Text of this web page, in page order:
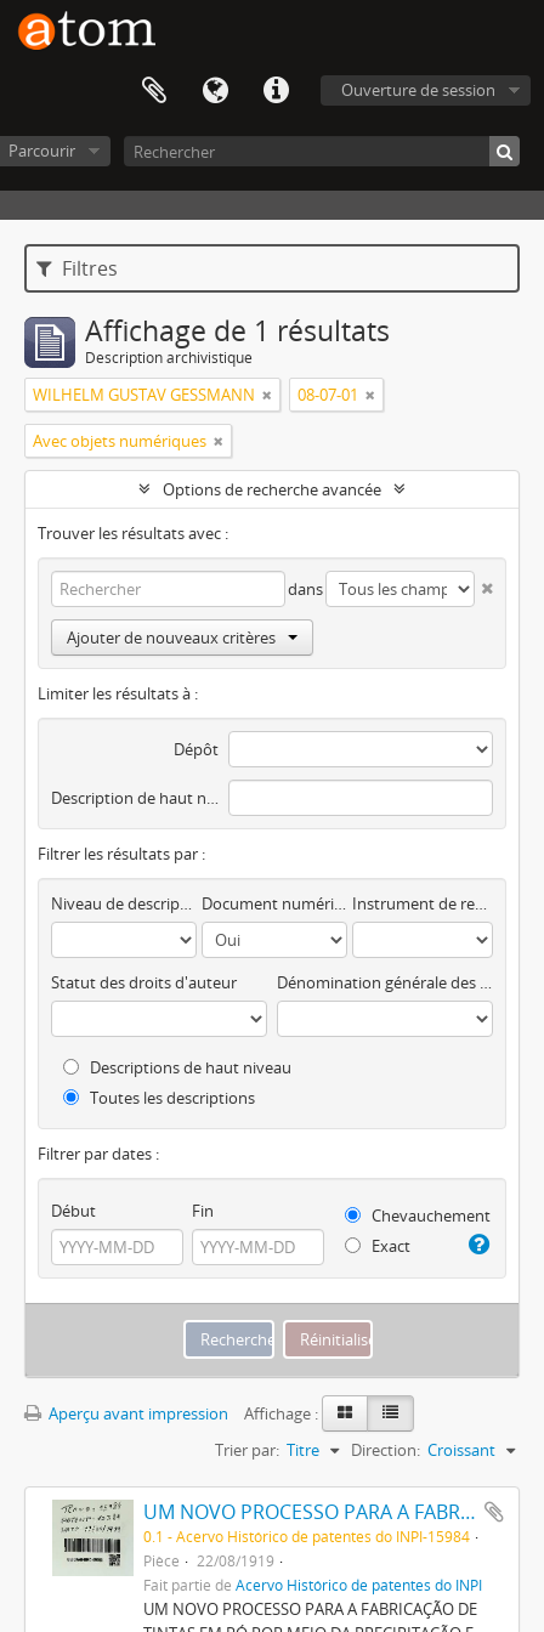
Ouverture de session
Parcourir
Filtres
Affichage de 1 résultats
Description archivistique
WILHELM GUSTAV GESSMANN 08-07-01
Avec objets numériques
Options de recherche avancée
Trouver les résultats avec :
dans
Ajouter de nouveaux critères
Limiter les résultats à :
Dépôt
Description de haut niveau
Filtrer les résultats par :
Niveau de description Document numérique disponible Instrument de recherche
Statut des droits d'auteur Dénomination générale des documents
Descriptions de haut niveau
Toutes les descriptions
Filtrer par dates :
Début Fin
Chevauchement
Exact
Aperçu avant impression
Affichage :
Trier par: Titre Direction: Croissant
UM NOVO PROCESSO PARA A FABRICAÇÃO DE TINTAS EM PÓ POR MEIO DA PRECIPITAÇÃO E FIXAÇÃO DE TINTAS ANILINAS SOBRE CORPOS MINERAES
0.1 - Acervo Histórico de patentes do INPI-15984
Pièce
22/08/1919
Fait partie de Acervo Histórico de patentes do INPI
UM NOVO PROCESSO PARA A FABRICAÇÃO DE